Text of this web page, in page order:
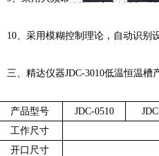
10、采用模糊控制理论，自动识别
三、精达仪器JDC-3010低温恒温槽
产品型号 JDC-0510
工作尺寸
开口尺寸